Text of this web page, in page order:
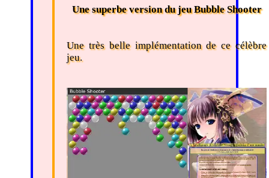
Une superbe version du jeu Bubble Shooter
Une très belle implémentation de ce célèbre
jeu.